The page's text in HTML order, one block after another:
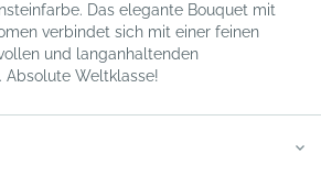
Das elegante Bouquet mit
verbindet sich mit einer feinen
und langanhaltenden
Absolute Weltklasse!